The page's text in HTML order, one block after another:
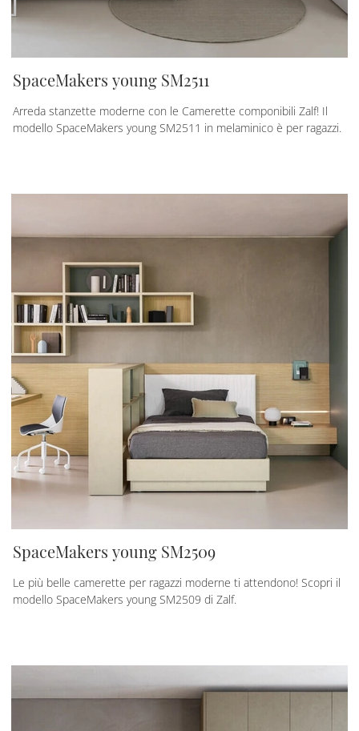
SpaceMakers young SM2511
Arreda stanzette moderne con le Camerette componibili Zalf! Il
modello SpaceMakers young SM2511 in melaminico è per ragazzi.
SpaceMakers young SM2509
Le più belle camerette per ragazzi moderne ti attendono! Scopri il
modello SpaceMakers young SM2509 di Zalf.